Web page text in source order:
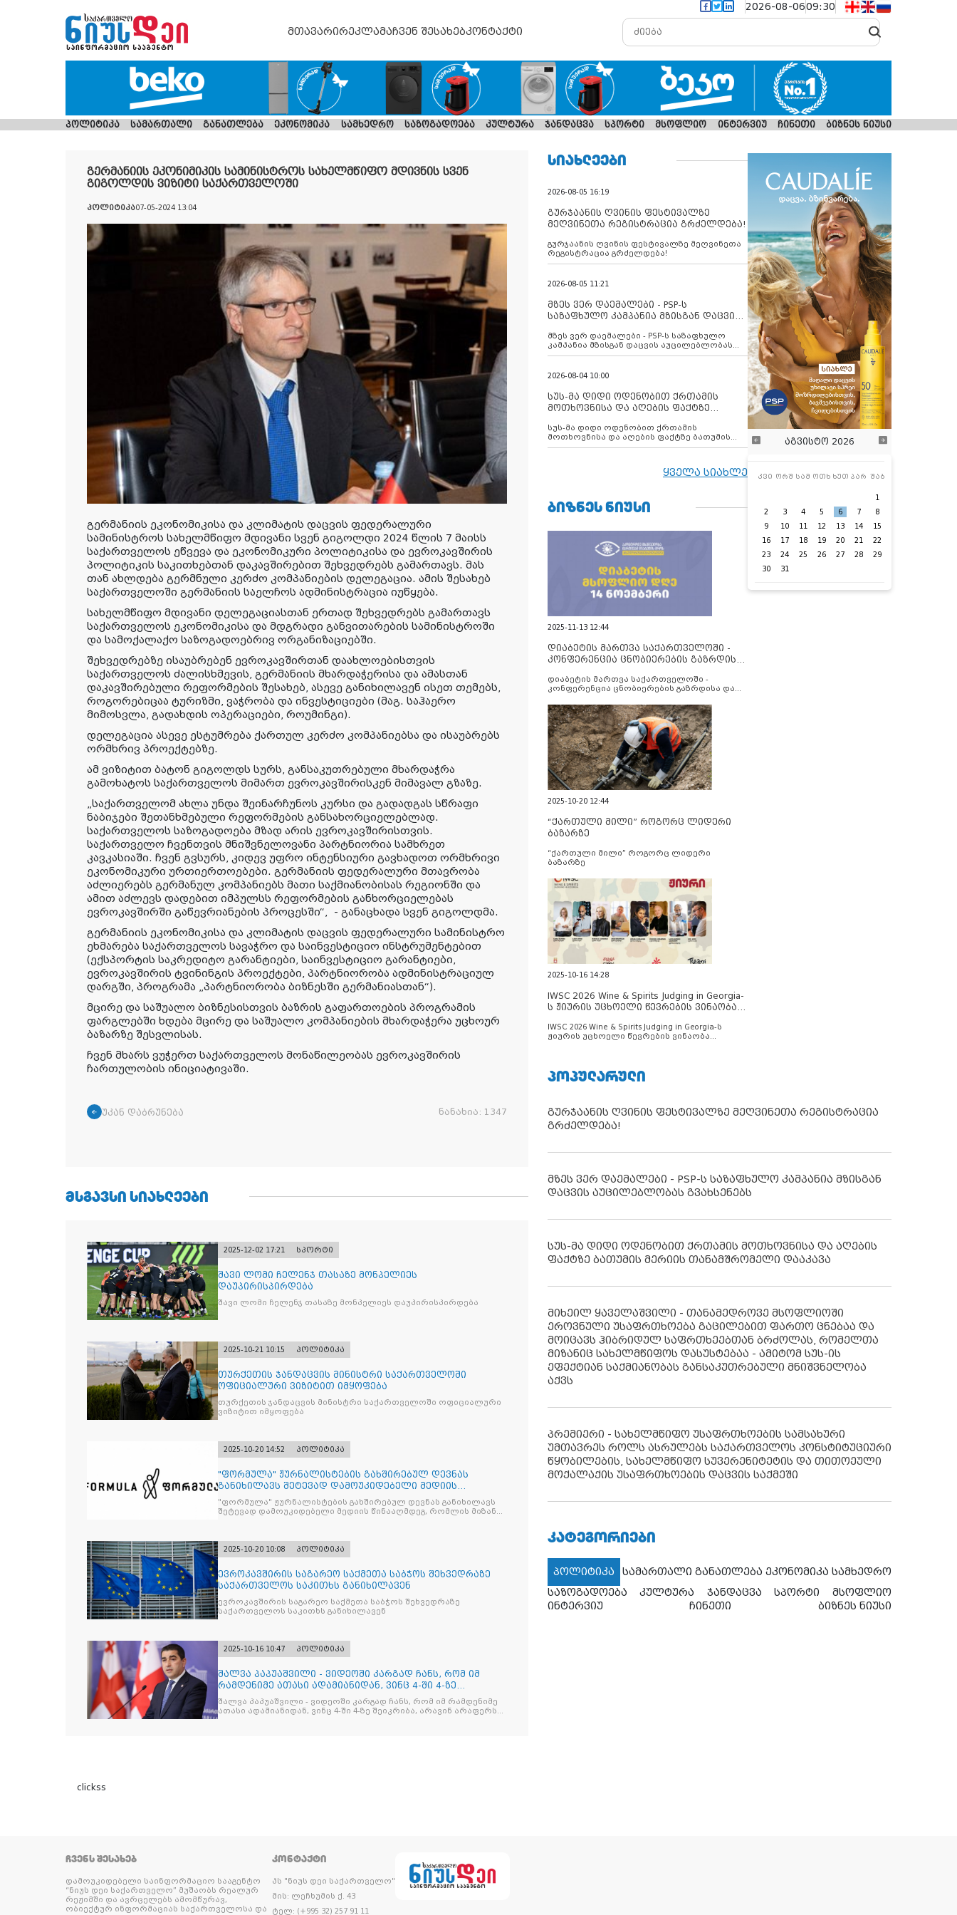
2026-08-0609:30
მთავარირეკლამაჩვენ შესახებკონტაქტი
პოლიტიკა სამართალი განათლება ეკონომიკა სამხედრო საზოგადოება კულტურა ჯანდაცვა სპორტი მსოფლიო ინტერვიუ ჩინეთი ბიზნეს ნიუსი
გერმანიის ეკონიმიკის სამინისტროს სახელმწიფო მდივნის სვენ
გიგოლდის ვიზიტი საქართველოში
პოლიტიკა07-05-2024 13:04
გერმანიის ეკონომიკისა და კლიმატის დაცვის ფედერალური
სამინისტროს სახელმწიფო მდივანი სვენ გიგოლდი 2024 წლის 7 მაისს
საქართველოს ეწვევა და ეკონომიკური პოლიტიკისა და ევროკავშირის
პოლიტიკის საკითხებთან დაკავშირებით შეხვედრებს გამართავს. მას
თან ახლდება გერმნული კერძო კომპანიების დელეგაცია. ამის შესახებ
საქართველოში გერმანიის საელჩოს ადმინისტრაცია იუწყება.
სახელმწიფო მდივანი დელეგაციასთან ერთად შეხვედრებს გამართავს
საქართველოს ეკონომიკისა და მდგრადი განვითარების სამინისტროში
და სამოქალაქო საზოგადოებრივ ორგანიზაციებში.
შეხვედრებზე ისაუბრებენ ევროკავშირთან დაახლოებისთვის
საქართველოს ძალისხმევის, გერმანიის მხარდაჭერისა და ამასთან
დაკავშირებული რეფორმების შესახებ, ასევე განიხილავენ ისეთ თემებს,
როგორებიცაა ტურიზმი, ვაჭრობა და ინვესტიციები (მაგ. საჰაერო
მიმოსვლა, გადახდის ოპერაციები, როუმინგი).
დელეგაცია ასევე ესტუმრება ქართულ კერძო კომპანიებსა და ისაუბრებს
ორმხრივ პროექტებზე.
ამ ვიზიტით ბატონ გიგოლდს სურს, განსაკუთრებული მხარდაჭრა
გამოხატოს საქართველოს მიმართ ევროკავშირისკენ მიმავალ გზაზე.
„საქართველომ ახლა უნდა შეინარჩუნოს კურსი და გადადგას სწრაფი
ნაბიჯები შეთანხმებული რეფორმების განსახორციელებლად.
საქართველოს საზოგადოება მზად არის ევროკავშირისთვის.
საქართველო ჩვენთვის მნიშვნელოვანი პარტნიორია სამხრეთ
კავკასიაში. ჩვენ გვსურს, კიდევ უფრო ინტენსიური გავხადოთ ორმხრივი
ეკონომიკური ურთიერთოებები. გერმანიის ფედერალური მთავრობა
აძლიერებს გერმანულ კომპანიებს მათი საქმიანობისას რეგიონში და
ამით აძლევს დადებით იმპულსს რეფორმების განხორციელებას
ევროკავშირში გაწევრიანების პროცესში“, - განაცხადა სვენ გიგოლდმა.
გერმანიის ეკონომიკისა და კლიმატის დაცვის ფედერალური სამინისტრო
ეხმარება საქართველოს სავაჭრო და საინვესტიციო ინსტრუმენტებით
(ექსპორტის საკრედიტო გარანტიები, საინვესტიციო გარანტიები,
ევროკავშირის ტვინინგის პროექტები, პარტნიორობა ადმინისტრაციულ
დარგში, პროგრამა „პარტნიორობა ბიზნესში გერმანიასთან“).
მცირე და საშუალო ბიზნესისთვის ბაზრის გაფართოების პროგრამის
ფარგლებში ხდება მცირე და საშუალო კომპანიების მხარდაჭერა უცხოურ
ბაზარზე შესვლისას.
ჩვენ მხარს ვუჭერთ საქართველოს მონაწილეობას ევროკავშირის
ჩართულობის ინიციატივაში.
უკან დაბრუნება ნანახია: 1347
ᲛᲡᲒᲐᲕᲡᲘ ᲡᲘᲐᲮᲚᲔᲔᲑᲘ
2025-12-02 17:21 სპორტი
შავი ლომი ჩელენჯ თასაზე მონპელიეს
დაუპირისპირდება
შავი ლომი ჩელენჯ თასაზე მონპელიეს დაუპირისპირდება
2025-10-21 10:15 პოლიტიკა
თურქეთის ჯანდაცვის მინისტრი საქართველოში
ოფიციალური ვიზიტით იმყოფება
თურქეთის ჯანდაცვის მინისტრი საქართველოში ოფიციალური
ვიზიტით იმყოფება
2025-10-20 14:52 პოლიტიკა
"ფორმულა" ჟურნალისტების გახშირებულ დევნას
განიხილავს შეტევად დამოუკიდებელი მედიის
წინააღმდ
"ფორმულა" ჟურნალისტების გახშირებულ დევნას განიხილავს
შეტევად დამოუკიდებელი მედიის წინააღმდეგ, რომლის მიზანი
2025-10-20 10:08 პოლიტიკა
ევროკავშირის საგარეო საქმეთა საბჭოს შეხვედრაზე
საქართველოს საკითხს განიხილავენ
ევროკავშირის საგარეო საქმეთა საბჭოს შეხვედრაზე
საქართველოს საკითხს განიხილავენ
2025-10-16 10:47 პოლიტიკა
შალვა პაპუაშვილი - ვიდეოში კარგად ჩანს, რომ იმ
რამდენიმე ათასი ადამიანიდან, ვინც 4-ში 4-ზე
შეიკრიბა,
შალვა პაპუაშვილი - ვიდეოში კარგად ჩანს, რომ იმ რამდენიმე
ათასი ადამიანიდან, ვინც 4-ში 4-ზე შეიკრიბა, არავინ არაფერს
clickss
ᲡᲘᲐᲮᲚᲔᲔᲑᲘ
2026-08-05 16:19
გურჯაანის ღვინის ფესტივალზე
მეღვინეთა რეგისტრაცია გრძელდება!
გურჯაანის ღვინის ფესტივალზე მეღვინეთა
რეგისტრაცია გრძელდება!
2026-08-05 11:21
მზეს ვერ დაემალები - PSP-ს
საზაფხულო კამპანია მზისგან დაცვის
მზეს ვერ დაემალები - PSP-ს საზაფხულო
კამპანია მზისგან დაცვის აუცილებლობას
გვახსენებს
2026-08-04 10:00
სუს-მა დიდი ოდენობით ქრთამის
მოთხოვნისა და აღების ფაქტზე
დააკავა
სუს-მა დიდი ოდენობით ქრთამის
მოთხოვნისა და აღების ფაქტზე ბათუმის
მერიის თანამშრომელი დააკავა
ყველა სიახლე
ᲑᲘᲖᲜᲔᲡ ᲜᲘᲣᲡᲘ
2025-11-13 12:44
დიაბეტის მართვა საქართველოში -
კონფერენცია ცნობიერების გაზრდისა
დიაბეტის მართვა საქართველოში -
კონფერენცია ცნობიერების გაზრდისა და
2025-10-20 12:44
“ქართული მილი” როგორც ლიდერი
ბაზარზე
“ქართული მილი” როგორც ლიდერი
ბაზარზე
2025-10-16 14:28
IWSC 2026 Wine & Spirits Judging in Georgia-
ს ჟიურის უცხოელი წევრების ვინაობა
IWSC 2026 Wine & Spirits Judging in Georgia-ს
ჟიურის უცხოელი წევრების ვინაობა
აგვისტო 2026
კვი ორშ სამ ოთხ ხუთ პარ შაბ
1
2
3 4 5 6 7
8
9
10 11 12 13 14
15
16
17 18 19 20 21
22
23
24 25 26 27 28
29
30
31
ᲞᲝᲞᲣᲚᲐᲠᲣᲚᲘ
გურჯაანის ღვინის ფესტივალზე მეღვინეთა რეგისტრაცია
გრძელდება!
მზეს ვერ დაემალები - PSP-ს საზაფხულო კამპანია მზისგან
დაცვის აუცილებლობას გვახსენებს
სუს-მა დიდი ოდენობით ქრთამის მოთხოვნისა და აღების
ფაქტზე ბათუმის მერიის თანამშრომელი დააკავა
მიხეილ ყაველაშვილი - თანამედროვე მსოფლიოში
ეროვნული უსაფრთხოება გაცილებით ფართო ცნებაა და
მოიცავს ჰიბრიდულ საფრთხეებთან ბრძოლას, რომელთა
მიზანიც სახელმწიფოს დასუსტებაა - ამიტომ სუს-ის
ეფექტიან საქმიანობას განსაკუთრებული მნიშვნელობა
აქვს
პრემიერი - სახელმწიფო უსაფრთხოების სამსახური
უმთავრეს როლს ასრულებს საქართველოს კონსტიტუციური
წყობილების, სახელმწიფო სუვერენიტეტის და თითოეული
მოქალაქის უსაფრთხოების დაცვის საქმეში
ᲙᲐᲢᲔᲒᲝᲠᲘᲔᲑᲘ
პოლიტიკა სამართალი განათლება ეკონომიკა სამხედრო
საზოგადოება
კულტურა ჯანდაცვა სპორტი
მსოფლიო
ინტერვიუ
ჩინეთი ბიზნეს ნიუსი
ᲩᲕᲔᲜᲡ ᲨᲔᲡᲐᲮᲔᲑ
დამოუკიდებელი საინფორმაციო სააგენტო
“ნიუს დეი საქართველო” მუშაობს რეალურ
რეჟიმში და ავრცელებს ამომწურავ,
ობიექტურ ინფორმაციას საქართველოსა და
ᲙᲝᲜᲢᲐᲥᲢᲘ
პს "ნიუს დეი საქართველო"
მის: ლეჩხუმის ქ. 43
ტელ: (+995 32) 257 91 11